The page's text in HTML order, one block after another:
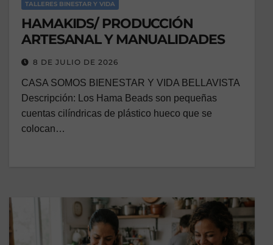
TALLERES BINESTAR Y VIDA
HAMAKIDS/ PRODUCCIÓN
ARTESANAL Y MANUALIDADES
8 DE JULIO DE 2026
CASA SOMOS BIENESTAR Y VIDA BELLAVISTA
Descripción: Los Hama Beads son pequeñas
cuentas cilíndricas de plástico hueco que se
colocan…